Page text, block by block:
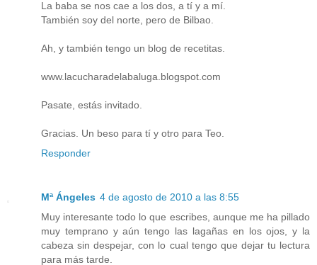
La baba se nos cae a los dos, a tí y a mí.
También soy del norte, pero de Bilbao.
Ah, y también tengo un blog de recetitas.
www.lacucharadelabaluga.blogspot.com
Pasate, estás invitado.
Gracias. Un beso para tí y otro para Teo.
Responder
Mª Ángeles 4 de agosto de 2010 a las 8:55
Muy interesante todo lo que escribes, aunque me ha pillado
muy temprano y aún tengo las lagañas en los ojos, y la
cabeza sin despejar, con lo cual tengo que dejar tu lectura
para más tarde.